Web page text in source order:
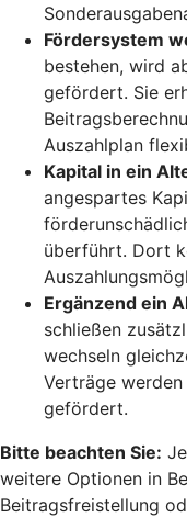
Fördersystem
bestehen, wird
gefördert. Sie
Auszahlplan
Kapital in ein
angespartes
überführt. Dort
Ergänzend ein
schließen
wechseln
Verträge
gefördert.
Bitte beachten Sie:
weitere Optionen in
Beitragsfreistellung